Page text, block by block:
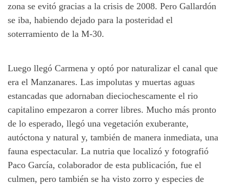
zona se evitó gracias a la crisis de 2008. Pero Gallardón
se iba, habiendo dejado para la posteridad el
soterramiento de la M-30.
Luego llegó Carmena y optó por naturalizar el canal que
era el Manzanares. Las impolutas y muertas aguas
estancadas que adornaban dieciochescamente el rio
capitalino empezaron a correr libres. Mucho más pronto
de lo esperado, llegó una vegetación exuberante,
autóctona y natural y, también de manera inmediata, una
fauna espectacular. La nutria que localizó y fotografió
Paco García, colaborador de esta publicación, fue el
culmen, pero también se ha visto zorro y especies de